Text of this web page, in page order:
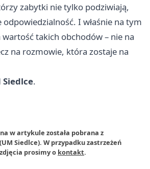
zabytki nie tylko podziwiają,
odpowiedzialność. I właśnie na tym
takich obchodów – nie na
na rozmowie, która zostaje na
Siedlce.
w artykule została pobrana z
Siedlce). W przypadku zastrzeżeń
prosimy o kontakt.